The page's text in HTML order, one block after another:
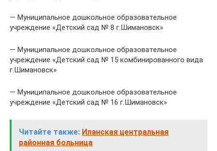
— Муниципальное дошкольное образовательное
учреждение «Детский сад № 8 г.Шимановск»
— Муниципальное дошкольное образовательное
учреждение «Детский сад № 15 комбинированного вида
г.Шимановск»
— Муниципальное дошкольное образовательное
учреждение «Детский сад № 16 г.Шимановск»
Читайте также: Иланская центральная
районная больница